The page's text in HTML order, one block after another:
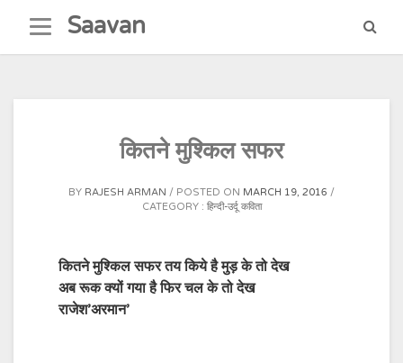
content
Saavan
कितने मुश्किल सफर
BY RAJESH ARMAN POSTED ON MARCH 19, 2016
CATEGORY : हिन्दी-उर्दू कविता
कितने मुश्किल सफर तय किये है मुड़ के तो देख
अब रूक क्यों गया है फिर चल के तो देख
राजेश’अरमान’